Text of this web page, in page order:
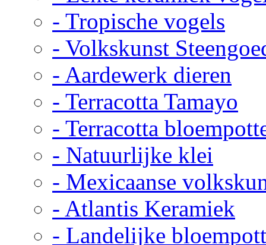
- Tropische vogels
- Volkskunst
- Aardewerk dieren
- Terracotta Tamayo
- Terracotta
- Natuurlijke klei
- Mexicaanse
- Atlantis Keramiek
- Landelijke